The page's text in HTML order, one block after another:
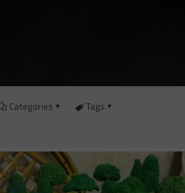
Categories Tags